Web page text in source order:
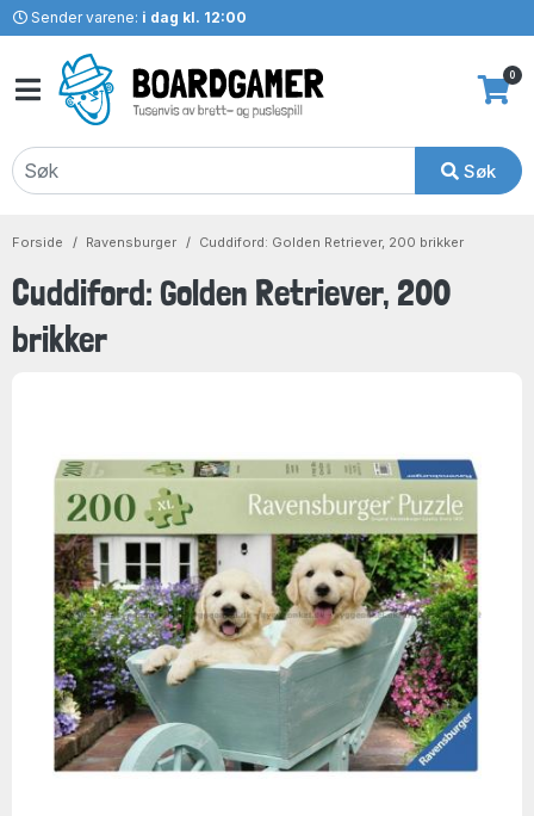
Sender varene: i dag kl. 12:00
Søk
0
Forside Ravensburger Cuddiford: Golden Retriever, 200 brikker
Cuddiford: Golden Retriever, 200
brikker